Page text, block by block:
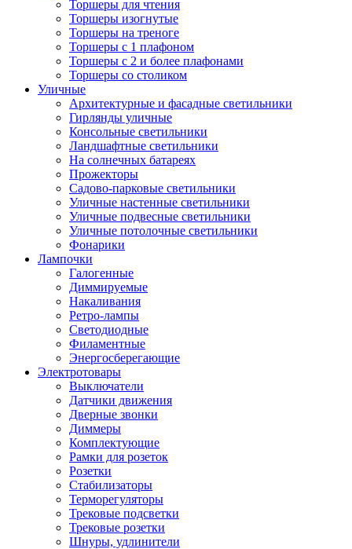
Торшеры для чтения
Торшеры изогнутые
Торшеры на треноге
Торшеры с 1 плафоном
Торшеры с 2 и более плафонами
Торшеры со столиком
Уличные
Архитектурные и фасадные светильники
Гирлянды уличные
Консольные светильники
Ландшафтные светильники
На солнечных батареях
Прожекторы
Садово-парковые светильники
Уличные настенные светильники
Уличные подвесные светильники
Уличные потолочные светильники
Фонарики
Лампочки
Галогенные
Диммируемые
Накаливания
Ретро-лампы
Светодиодные
Филаментные
Энергосберегающие
Электротовары
Выключатели
Датчики движения
Дверные звонки
Диммеры
Комплектующие
Рамки для розеток
Розетки
Стабилизаторы
Терморегуляторы
Трековые подсветки
Трековые розетки
Шнуры, удлинители